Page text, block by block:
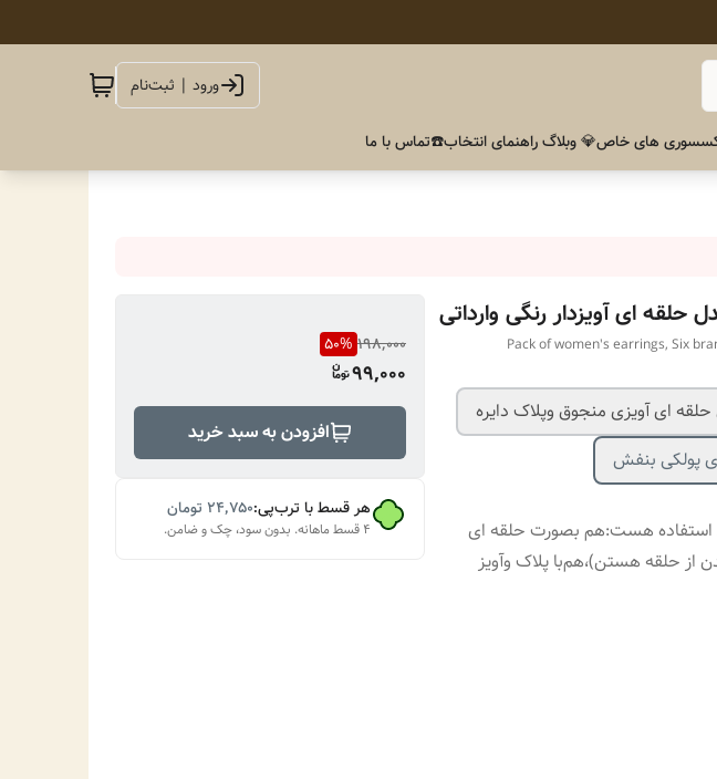
ورود | ثبت‌نام
های خاص💎 وبلاگ راهنمای انتخاب☎️تماس با ما
ای آویزدار رنگی وارداتی
Pack of women's earrings, Six
ای آویزی منجوق وپلاک دایره
پولکی بنفش
استفاده هست:هم بصورت حلقه ای
از حلقه هستن)،هم‌با پلاک وآویز
198,000
50%
99,000
افزودن به سبد خرید
هر قسط با ترب‌پی:۲۴٬۷۵۰ تومان
۴ قسط ماهانه. بدون سود، چک و ضامن.